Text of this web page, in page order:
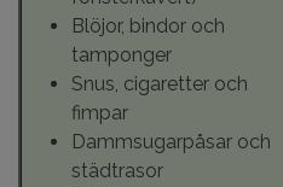
Blöjor, bindor och
tamponger
Snus, cigaretter och
fimpar
Dammsugarpåsar och
städtrasor